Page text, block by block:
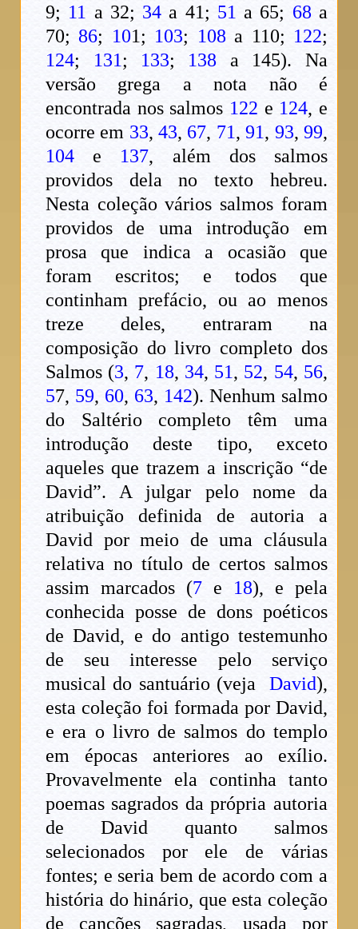
9; 11 a 32; 34 a 41; 51 a 65; 68 a
70; 86; 101; 103; 108 a 110; 122;
124; 131; 133; 138 a 145). Na
versão grega a nota não é
encontrada nos salmos 122 e 124, e
ocorre em 33,43, 67, 71,91, 93, 99,
104 e 137, além dos salmos
providos dela no texto hebreu.
Nesta coleção vários salmos foram
providos de uma introdução em
prosa que indica a ocasião que
foram escritos; e todos que
continham prefácio, ou ao menos
treze deles, entraram na
composição do livro completo dos
Salmos (3, 7, 18, 34, 51, 52, 54, 56,
57, 59, 60, 63, 142). Nenhum salmo
do Saltério completo têm uma
introdução deste tipo, exceto
aqueles que trazem a inscrição “de
David”. A julgar pelo nome da
atribuição definida de autoria a
David por meio de uma cláusula
relativa no título de certos salmos
assim marcados (7e 18), e pela
conhecida posse de dons poéticos
de David, e do antigo testemunho
de seu interesse pelo serviço
musical do santuário (veja David),
esta coleção foi formada por David,
e era o livro de salmos do templo
em épocas anteriores ao exílio.
Provavelmente ela continha tanto
poemas sagrados da própria autoria
de David quanto salmos
selecionados por ele de várias
fontes; e seria bem de acordo com a
história do hinário, que esta coleção
de canções sagradas, usada por